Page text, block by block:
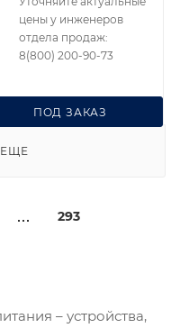
ПОД ЗАКАЗ
цены у инженеров
отдела продаж:
8(800) 200-90-73
293
– устройства,